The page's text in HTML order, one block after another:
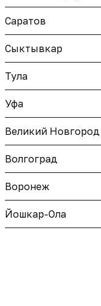
Саратов
Сыктывкар
Тула
Уфа
Великий Новгород
Волгоград
Воронеж
Йошкар-Ола